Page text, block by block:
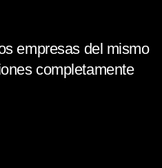
empresas del mismo
completamente